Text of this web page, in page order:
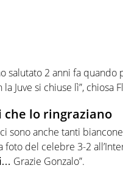
salutato 2 anni fa quando
Juve si chiuse lì”, chiosa
lo ringraziano
sono anche tanti
foto del celebre 3-2
… Grazie Gonzalo”.